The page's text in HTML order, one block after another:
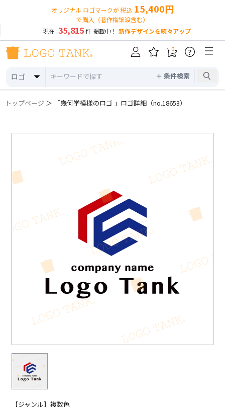
オリジナル ロゴマークが 税込 15,400円
で購入（著作権譲渡含む）
現在 35,815件 掲載中！ 新作デザインを続々アップ
ロゴ ＋ 条件検索
0 ?
トップページ ＞ 「幾何学模様のロゴ 」ロゴ詳細（no.18653）
【ジャンル】複数色